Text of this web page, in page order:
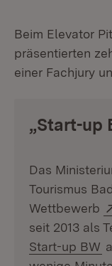
Beim Elevator
präsentierten
einer Fachjury
„Start-up
Das
Tourismus
Wettbewerb
seit 2013 als
Start-up BW